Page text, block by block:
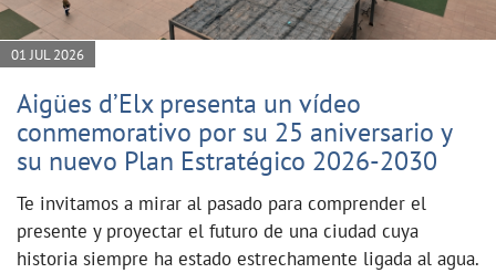
01 JUL 2026
Aigües d’Elx presenta un vídeo
conmemorativo por su 25 aniversario y
su nuevo Plan Estratégico 2026-2030
Te invitamos a mirar al pasado para comprender el
presente y proyectar el futuro de una ciudad cuya
historia siempre ha estado estrechamente ligada al agua.